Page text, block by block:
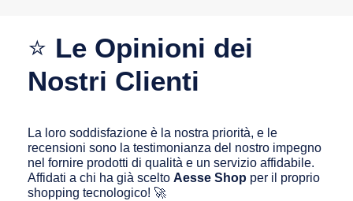
⭐ Le Opinioni dei
Nostri Clienti
La loro soddisfazione è la nostra priorità, e le
recensioni sono la testimonianza del nostro impegno
nel fornire prodotti di qualità e un servizio affidabile.
Affidati a chi ha già scelto Aesse Shop per il proprio
shopping tecnologico! 🚀